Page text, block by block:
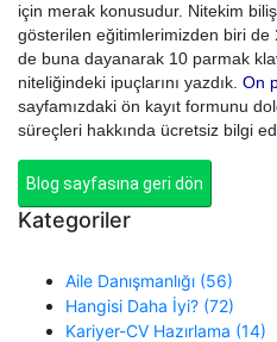
için merak konusudur. Nitekim
gösterilen eğitimlerimizden biri de
de buna dayanarak 10 parmak
niteliğindeki ipuçlarını yazdık. On
sayfamızdaki ön kayıt formunu
süreçleri hakkında ücretsiz bilgi
Blog sayfasına geri dön
Kategoriler
Aile Danışmanlığı (56)
Hangisi Daha İyi? (72)
Kariyer-CV Hazırlama (14)